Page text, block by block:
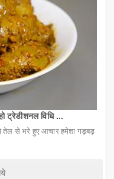
ट्रेडीशनल विधि ...
से भरे हुए आचार हमेशा गड़बड़